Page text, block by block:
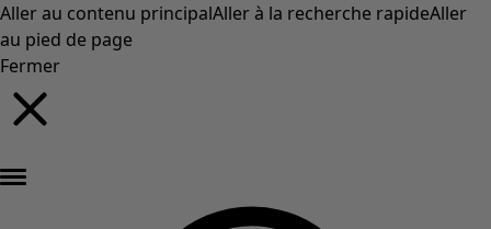
Aller au contenu principalAller à la recherche rapideAller
au pied de page
Fermer